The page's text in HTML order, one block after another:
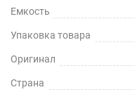
Емкость
Упаковка товара
Оригинал
Страна